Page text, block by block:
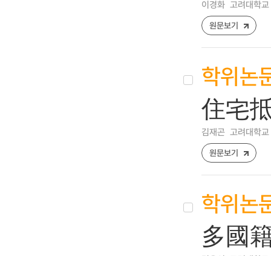
이경화 고려대학
원문보기
학위논
住宅
김재곤 고려대학
원문보기
학위논
多國